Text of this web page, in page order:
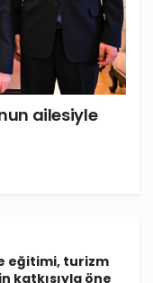
ailesiyle
eğitimi, turizm
katkısıyla öne